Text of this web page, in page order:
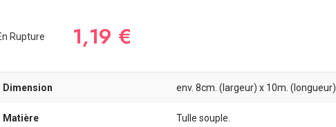
Rupture 1,19 €
Dimension env. 8cm. (largeur) x 10m. (longueur).
Matière Tulle souple.